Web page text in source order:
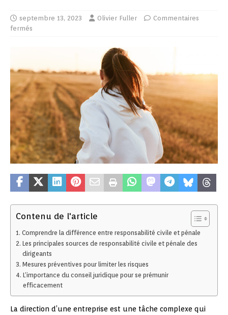
septembre 13, 2023 Olivier Fuller
Commentaires
fermés
Contenu de l'article
Comprendre la différence entre responsabilité civile et pénale
Les principales sources de responsabilité civile et pénale des
dirigeants
Mesures préventives pour limiter les risques
L’importance du conseil juridique pour se prémunir
efficacement
La direction d’une entreprise est une tâche complexe qui